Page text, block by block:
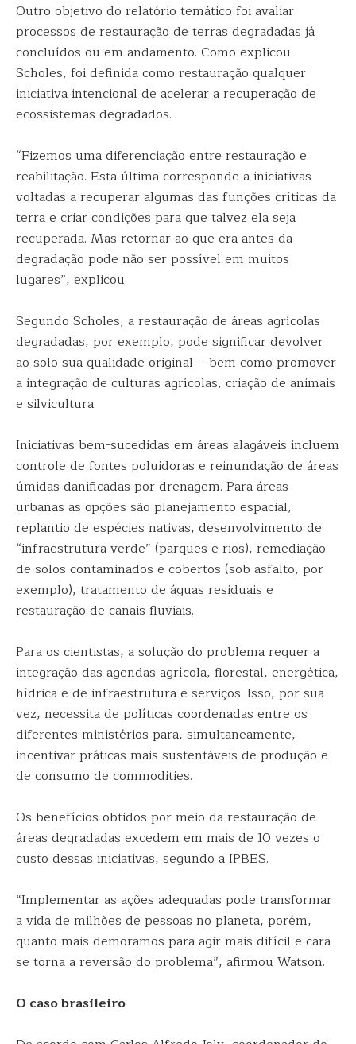
Outro objetivo do relatório temático foi avaliar
processos de restauração de terras degradadas já
concluídos ou em andamento. Como explicou
Scholes, foi definida como restauração qualquer
iniciativa intencional de acelerar a recuperação de
ecossistemas degradados.
“Fizemos uma diferenciação entre restauração e
reabilitação. Esta última corresponde a iniciativas
voltadas a recuperar algumas das funções críticas da
terra e criar condições para que talvez ela seja
recuperada. Mas retornar ao que era antes da
degradação pode não ser possível em muitos
lugares”, explicou.
Segundo Scholes, a restauração de áreas agrícolas
degradadas, por exemplo, pode significar devolver
ao solo sua qualidade original – bem como promover
a integração de culturas agrícolas, criação de animais
e silvicultura.
Iniciativas bem-sucedidas em áreas alagáveis incluem
controle de fontes poluidoras e reinundação de áreas
úmidas danificadas por drenagem. Para áreas
urbanas as opções são planejamento espacial,
replantio de espécies nativas, desenvolvimento de
“infraestrutura verde” (parques e rios), remediação
de solos contaminados e cobertos (sob asfalto, por
exemplo), tratamento de águas residuais e
restauração de canais fluviais.
Para os cientistas, a solução do problema requer a
integração das agendas agrícola, florestal, energética,
hídrica e de infraestrutura e serviços. Isso, por sua
vez, necessita de políticas coordenadas entre os
diferentes ministérios para, simultaneamente,
incentivar práticas mais sustentáveis de produção e
de consumo de commodities.
Os benefícios obtidos por meio da restauração de
áreas degradadas excedem em mais de 10 vezes o
custo dessas iniciativas, segundo a IPBES.
“Implementar as ações adequadas pode transformar
a vida de milhões de pessoas no planeta, porém,
quanto mais demoramos para agir mais difícil e cara
se torna a reversão do problema”, afirmou Watson.
O caso brasileiro